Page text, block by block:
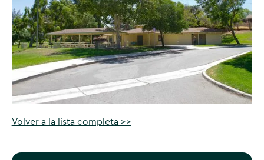
Volver a la lista completa >>